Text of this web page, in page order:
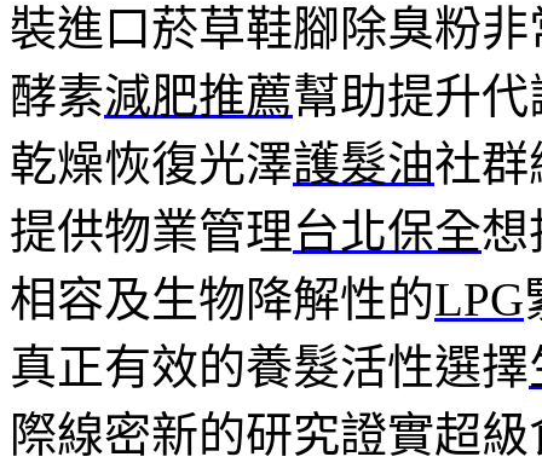
裝進口菸草鞋腳除臭粉
酵素減肥推薦幫助提升
乾燥恢復光澤護髮油社群
提供物業管理台北保全想
相容及生物降解性的LPG
真正有效的養髮活性選擇
際線密新的研究證實超